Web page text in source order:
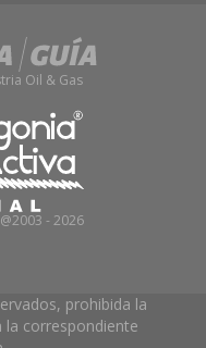
Oil & Gas
- 2026
prohibida la
correspondiente